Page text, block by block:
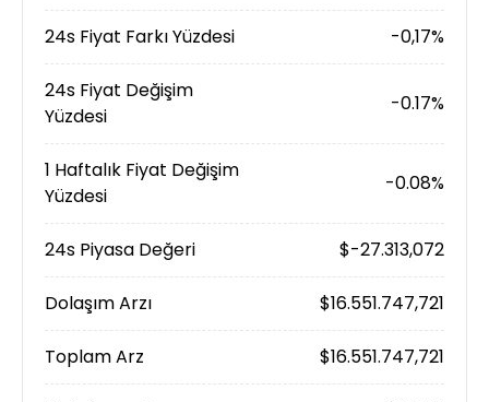
24s Fiyat Farkı Yüzdesi -0,17%
24s Fiyat Değişim
Yüzdesi
-0.17%
1 Haftalık Fiyat Değişim
Yüzdesi
-0.08%
24s Piyasa Değeri $-27.313,072
Dolaşım Arzı $16.551.747,721
Toplam Arz $16.551.747,721